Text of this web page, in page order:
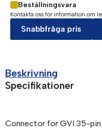
Beställningsvara
Kontakta oss för information om
Snabbfråga pris
Beskrivning
Specifikationer
Connector for GVI 35-pin